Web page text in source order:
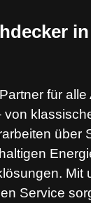
für
von
über
Mit
Service